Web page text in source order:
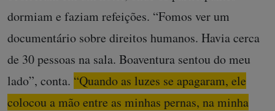
dormiam e faziam refeições. “Fomos ver um
documentário sobre direitos humanos. Havia cerca
de 30 pessoas na sala. Boaventura sentou do meu
lado”, conta. “Quando as luzes se apagaram, ele
colocou a mão entre as minhas pernas, na minha